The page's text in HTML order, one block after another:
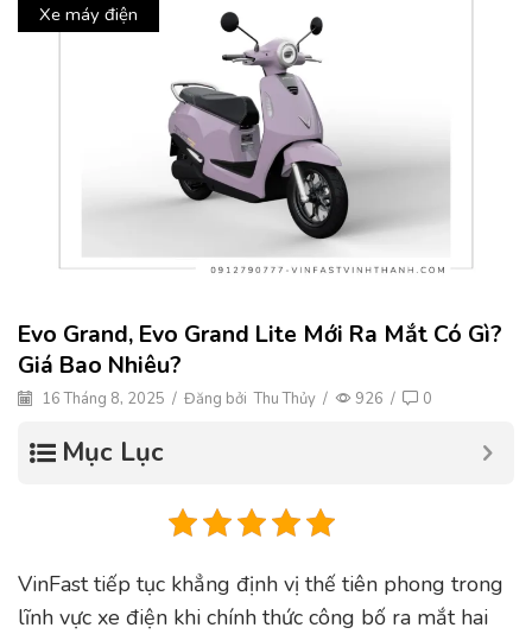
Xe máy điện
Evo Grand, Evo Grand Lite Mới Ra Mắt Có Gì?
Giá Bao Nhiêu?
16 Tháng 8, 2025 / Đăng bởi Thu Thủy / 926 / 0
Mục Lục
VinFast tiếp tục khẳng định vị thế tiên phong trong
lĩnh vực xe điện khi chính thức công bố ra mắt hai